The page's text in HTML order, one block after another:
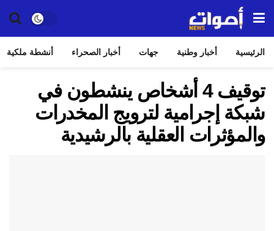
الرئيسية أخبار وطنية جهات أخبار الصحراء أنشطة ملكية
توقيف 4 أشخاص ينشطون في
شبكة إجرامية لترويج المخدرات
والمؤثرات العقلية بالرشيدية